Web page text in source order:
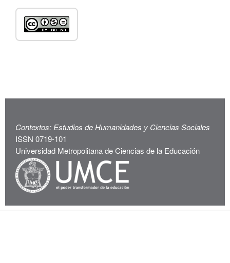
Contextos: Estudios de Humanidades y Ciencias Sociales
ISSN 0719-101
Universidad Metropolitana de Ciencias de la Educación